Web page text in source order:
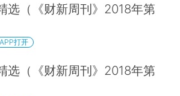
选（《财新周刊》2018年第
APP打开
选（《财新周刊》2018年第